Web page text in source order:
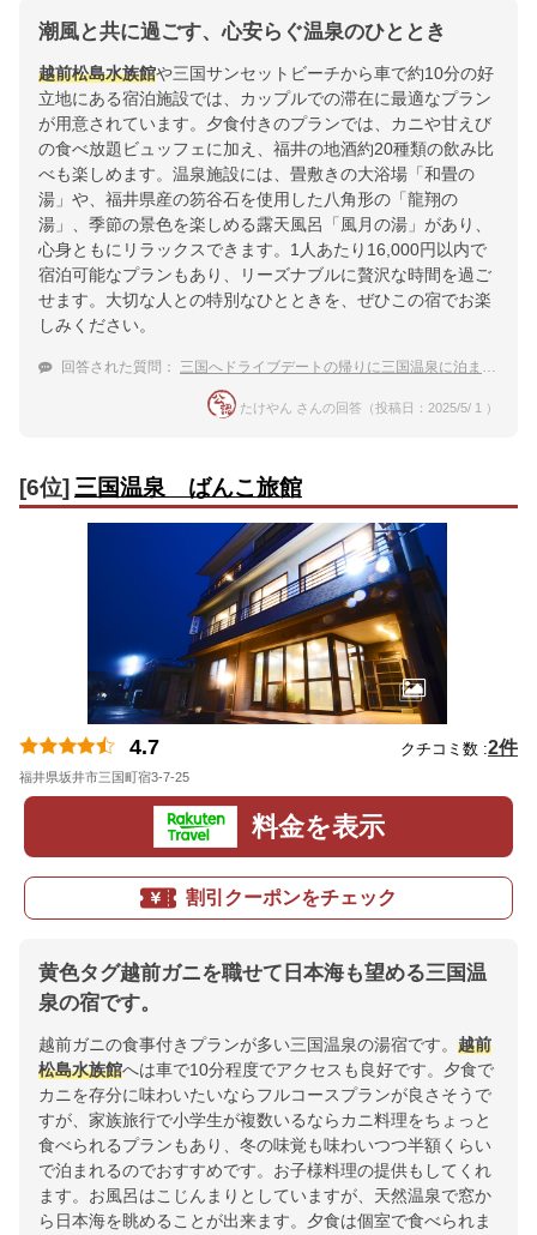
潮風と共に過ごす、心安らぐ温泉のひととき
越前松島水族館や三国サンセットビーチから車で約10分の好
立地にある宿泊施設では、カップルでの滞在に最適なプラン
が用意されています。夕食付きのプランでは、カニや甘えび
の食べ放題ビュッフェに加え、福井の地酒約20種類の飲み比
べも楽しめます。温泉施設には、畳敷きの大浴場「和畳の
湯」や、福井県産の笏谷石を使用した八角形の「龍翔の
湯」、季節の景色を楽しめる露天風呂「風月の湯」があり、
心身ともにリラックスできます。1人あたり16,000円以内で
宿泊可能なプランもあり、リーズナブルに贅沢な時間を過ご
せます。大切な人との特別なひとときを、ぜひこの宿でお楽
しみください。
回答された質問： 三国へドライブデートの帰りに三国温泉に泊まりたい。彼氏と泊まるのにおすすめの温泉宿は？
たけやん さんの回答（投稿日：2025/5/ 1 ）
[6位] 三国温泉 ばんこ旅館
4.7 クチコミ数 :2件
福井県坂井市三国町宿3-7-25
料金を表示
割引クーポンをチェック
黄色タグ越前ガニを職せて日本海も望める三国温
泉の宿です。
越前ガニの食事付きプランが多い三国温泉の湯宿です。 越前
松島水族館へは車で10分程度でアクセスも良好です。夕食で
カニを存分に味わいたいならフルコースプランが良さそうで
すが、家族旅行で小学生が複数いるならカニ料理をちょっと
食べられるプランもあり、冬の味覚も味わいつつ半額くらい
で泊まれるのでおすすめです。お子様料理の提供もしてくれ
ます。お風呂はこじんまりとしていますが、天然温泉で窓か
ら日本海を眺めることが出来ます。夕食は個室で食べられま